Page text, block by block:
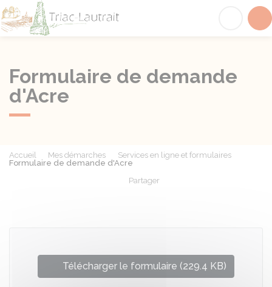
Formulaire de demande
d'Acre
Accueil Mes démarches
Services en ligne et formulaires
Formulaire de demande d'Acre
Partager
Télécharger le formulaire (229.4 KB)